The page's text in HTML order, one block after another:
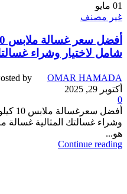
01 مايو
غير مصنف
شامل لاختيار وشراء
by
OMAR HAMADA
أكتوبر 29, 2025
0
أفضل
هو...
Continue reading